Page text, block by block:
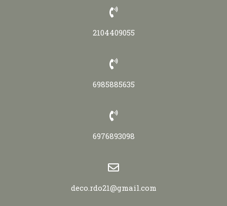
2104409055
6985885635
6976893098
deco.rdo21@gmail.com